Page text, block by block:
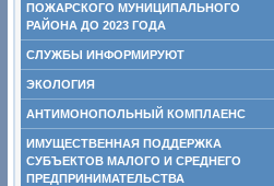
ПОЖАРСКОГО МУНИЦИПАЛЬНОГО
РАЙОНА ДО 2023 ГОДА
СЛУЖБЫ ИНФОРМИРУЮТ
ЭКОЛОГИЯ
АНТИМОНОПОЛЬНЫЙ КОМПЛАЕНС
ИМУЩЕСТВЕННАЯ ПОДДЕРЖКА
СУБЪЕКТОВ МАЛОГО И СРЕДНЕГО
ПРЕДПРИНИМАТЕЛЬСТВА